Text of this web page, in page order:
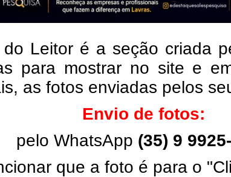
do Leitor é a seção criada
para mostrar no site e
as fotos enviadas pelos
Envio de fotos:
pelo WhatsApp (35) 9
que a foto é para o